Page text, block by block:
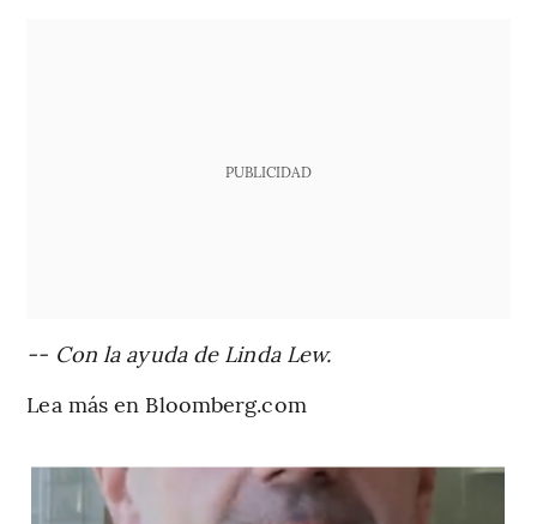
PUBLICIDAD
-- Con la ayuda de Linda Lew.
Lea más en Bloomberg.com